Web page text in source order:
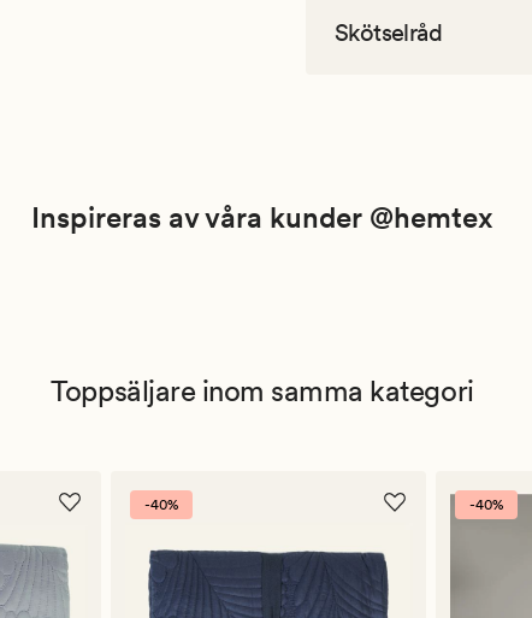
Skötselråd
Inspireras av våra kunder @hemtex
Toppsäljare inom samma kategori
-40% -40%